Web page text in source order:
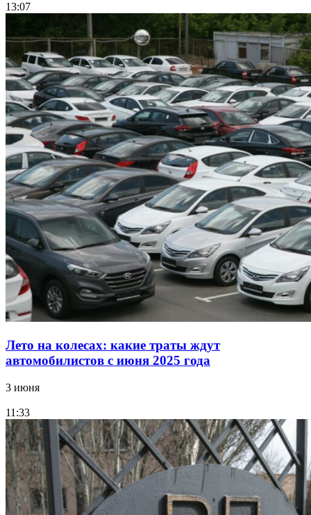
13:07
Лето на колесах: какие траты ждут
автомобилистов с июня 2025 года
3 июня
11:33